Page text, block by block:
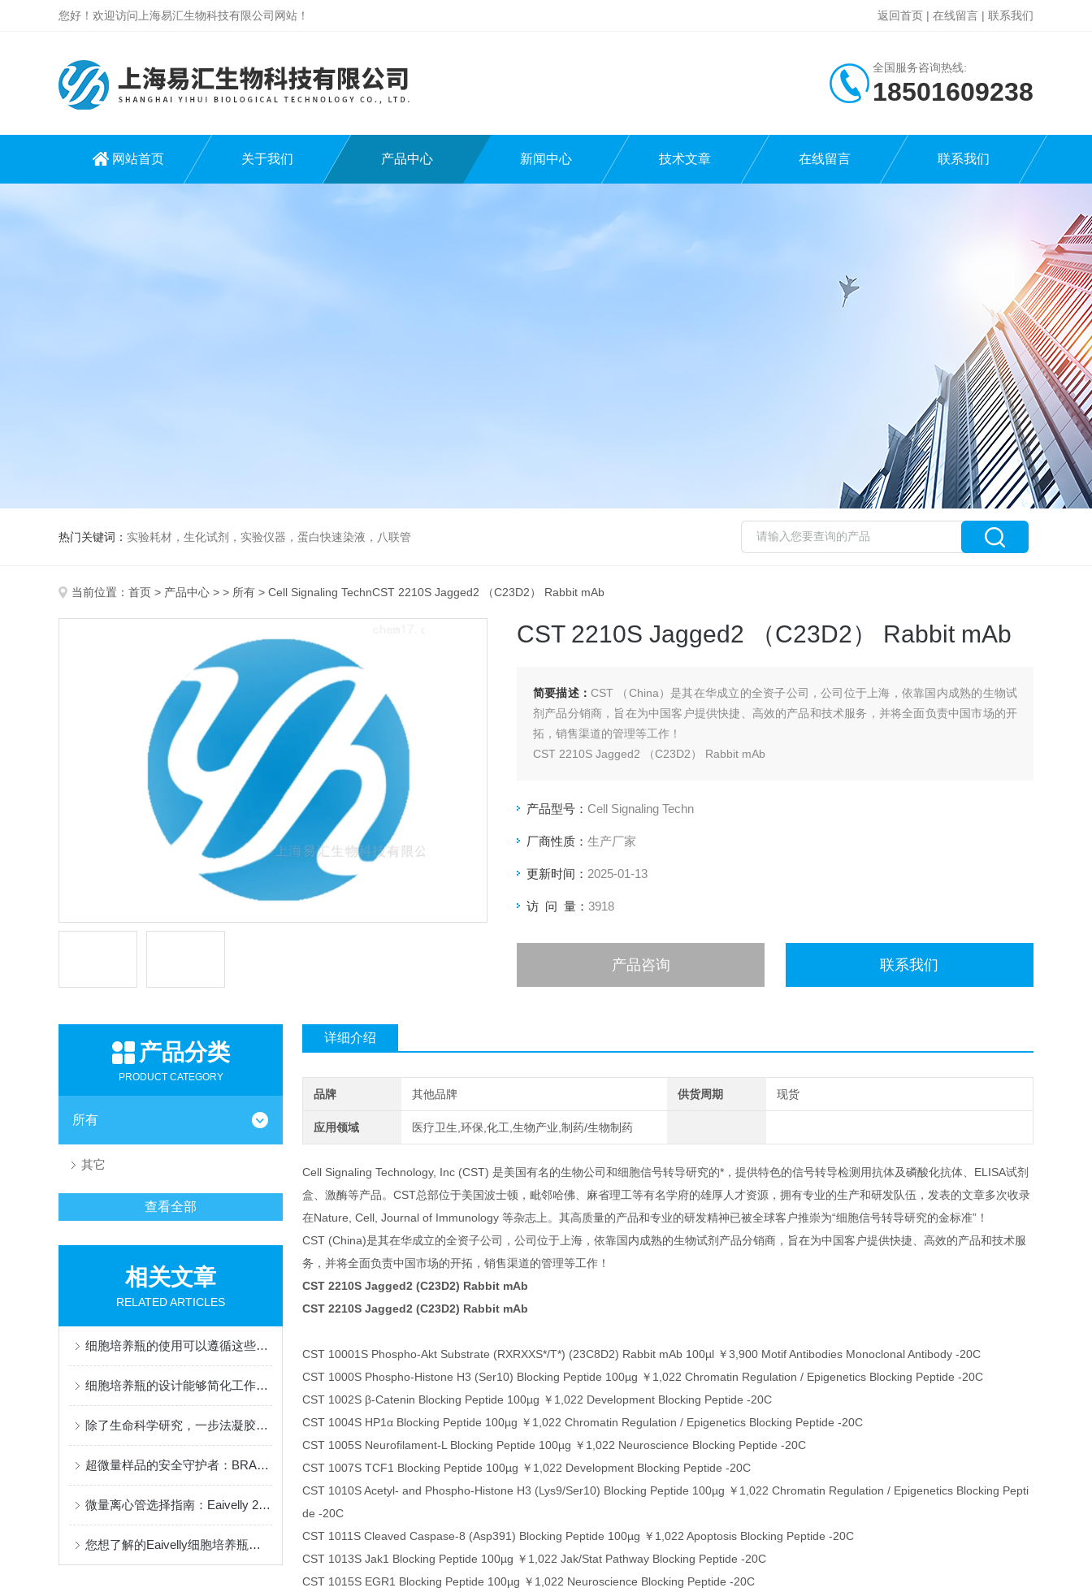
您好！欢迎访问上海易汇生物科技有限公司网站！ 返回首页 | 在线留言 | 联系我们
全国服务咨询热线:
18501609238
网站首页 关于我们 产品中心 新闻中心 技术文章 在线留言 联系我们
热门关键词： 实验耗材，生化试剂，实验仪器，蛋白快速染液，八联管
当前位置： 首页 > 产品中心 > > 所有 > Cell Signaling TechnCST 2210S Jagged2 （C23D2） Rabbit mAb
CST 2210S Jagged2 （C23D2） Rabbit mAb
简要描述：CST （China）是其在华成立的全资子公司，公司位于上海，依靠国内成熟的生物试
剂产品分销商，旨在为中国客户提供快捷、高效的产品和技术服务，并将全面负责中国市场的开
拓，销售渠道的管理等工作！
CST 2210S Jagged2 （C23D2） Rabbit mAb
产品型号： Cell Signaling Techn
厂商性质： 生产厂家
更新时间： 2025-01-13
访 问 量： 3918
产品咨询 联系我们
产品分类
PRODUCT CATEGORY
所有
其它
查看全部
相关文章
RELATED ARTICLES
细胞培养瓶的使用可以遵循这些步骤
细胞培养瓶的设计能够简化工作流程
除了生命科学研究，一步法凝胶快速制备试剂盒在其他领域有应用吗？
超微量样品的安全守护者：BRAND PCR条管与板膜密封技术研究
微量离心管选择指南：Eaivelly 2mL产品的技术创新解析
您想了解的Eaivelly细胞培养瓶都在这里了
详细介绍
品牌 其他品牌 供货周期 现货
应用领域 医疗卫生,环保,化工,生物产业,制药/生物制药
Cell Signaling Technology, Inc (CST) 是美国有名的生物公司和细胞信号转导研究的*，提供特色的信号转导检测用抗体及磷酸化抗体、ELISA试剂
盒、激酶等产品。CST总部位于美国波士顿，毗邻哈佛、麻省理工等有名学府的雄厚人才资源，拥有专业的生产和研发队伍，发表的文章多次收录
在Nature, Cell, Journal of Immunology 等杂志上。其高质量的产品和专业的研发精神已被全球客户推崇为“细胞信号转导研究的金标准”！
CST (China)是其在华成立的全资子公司，公司位于上海，依靠国内成熟的生物试剂产品分销商，旨在为中国客户提供快捷、高效的产品和技术服
务，并将全面负责中国市场的开拓，销售渠道的管理等工作！
CST 2210S Jagged2 (C23D2) Rabbit mAb
CST 2210S Jagged2 (C23D2) Rabbit mAb
CST 10001S Phospho-Akt Substrate (RXRXXS*/T*) (23C8D2) Rabbit mAb 100µl ￥3,900 Motif Antibodies Monoclonal Antibody -20C
CST 1000S Phospho-Histone H3 (Ser10) Blocking Peptide 100µg ￥1,022 Chromatin Regulation / Epigenetics Blocking Peptide -20C
CST 1002S β-Catenin Blocking Peptide 100µg ￥1,022 Development Blocking Peptide -20C
CST 1004S HP1α Blocking Peptide 100µg ￥1,022 Chromatin Regulation / Epigenetics Blocking Peptide -20C
CST 1005S Neurofilament-L Blocking Peptide 100µg ￥1,022 Neuroscience Blocking Peptide -20C
CST 1007S TCF1 Blocking Peptide 100µg ￥1,022 Development Blocking Peptide -20C
CST 1010S Acetyl- and Phospho-Histone H3 (Lys9/Ser10) Blocking Peptide 100µg ￥1,022 Chromatin Regulation / Epigenetics Blocking Pepti
de -20C
CST 1011S Cleaved Caspase-8 (Asp391) Blocking Peptide 100µg ￥1,022 Apoptosis Blocking Peptide -20C
CST 1013S Jak1 Blocking Peptide 100µg ￥1,022 Jak/Stat Pathway Blocking Peptide -20C
CST 1015S EGR1 Blocking Peptide 100µg ￥1,022 Neuroscience Blocking Peptide -20C